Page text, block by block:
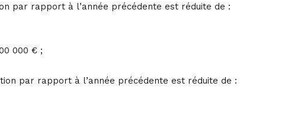
par rapport à l’année précédente est réduite de :
000 € ;
par rapport à l’année précédente est réduite de :